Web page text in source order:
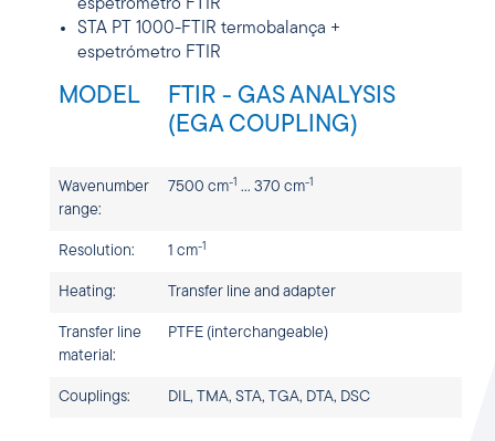
espetrómetro FTIR
STA PT 1000-FTIR termobalança +
espetrómetro FTIR
MODEL
FTIR - GAS ANALYSIS
(EGA COUPLING)
Wavenumber
range:
7500 cm-1 … 370 cm-1
Resolution: 1 cm-1
Heating: Transfer line and adapter
Transfer line
material:
PTFE (interchangeable)
Couplings: DIL, TMA, STA, TGA, DTA, DSC